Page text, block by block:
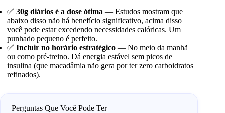
✅30g diários é a dose ótima — Estudos mostram que
abaixo disso não há benefício significativo, acima disso
você pode estar excedendo necessidades calóricas. Um
punhado pequeno é perfeito.
✅Incluir no horário estratégico — No meio da manhã
ou como pré-treino. Dá energia estável sem picos de
insulina (que macadâmia não gera por ter zero carboidratos
refinados).
Perguntas Que Você Pode Ter